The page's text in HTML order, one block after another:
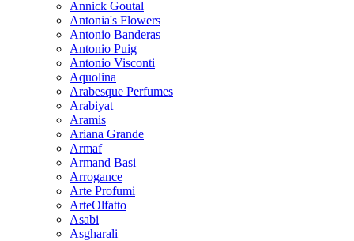
Annick Goutal
Antonia's Flowers
Antonio Banderas
Antonio Puig
Antonio Visconti
Aquolina
Arabesque Perfumes
Arabiyat
Aramis
Ariana Grande
Armaf
Armand Basi
Arrogance
Arte Profumi
ArteOlfatto
Asabi
Asgharali